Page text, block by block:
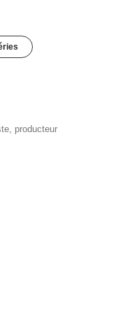
producteur